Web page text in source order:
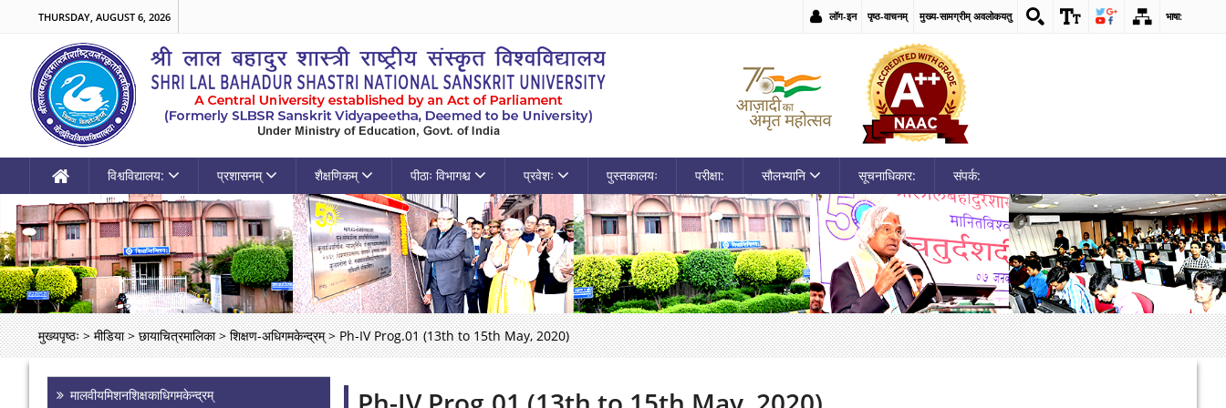
THURSDAY, AUGUST 6, 2026 लॉग-इन पृष्ठ-वाचनम् मुख्य-सामग्रीम् अवलोकयतु भाषा:
विश्वविद्यालय: प्रशासनम् शैक्षणिकम् पीठाः विभागश्च प्रवेशः पुस्तकालयः परीक्षा: सौलभ्यानि सूचनाधिकार: संपर्क:
मुख्यपृष्ठः > मीडिया > छायाचित्रमालिका > शिक्षण-अधिगमकेन्द्रम् > Ph-IV Prog.01 (13th to 15th May, 2020)
मालवीयमिशनशिक्षकाधिगमकेन्द्रम्